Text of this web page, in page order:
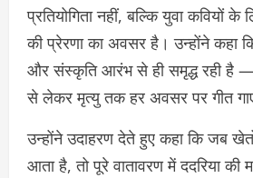
प्रतियोगिता नहीं, बल्कि युवा कवियों
की प्रेरणा का अवसर है। उन्होंने कहा
और संस्कृति आरंभ से ही समृद्ध रही है
से लेकर मृत्यु तक हर अवसर पर गीत
उन्होंने उदाहरण देते हुए कहा कि जब
आता है, तो पूरे वातावरण में ददरिया की